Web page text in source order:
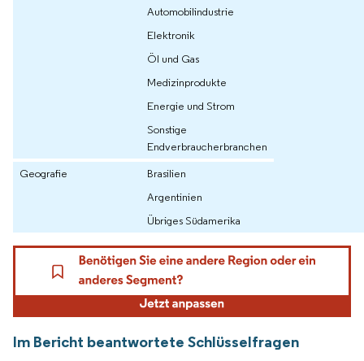
Automobilindustrie
Elektronik
Öl und Gas
Medizinprodukte
Energie und Strom
Sonstige
Endverbraucherbranchen
Geografie
Brasilien
Argentinien
Übriges Südamerika
Im Bericht beantwortete Schlüsselfragen